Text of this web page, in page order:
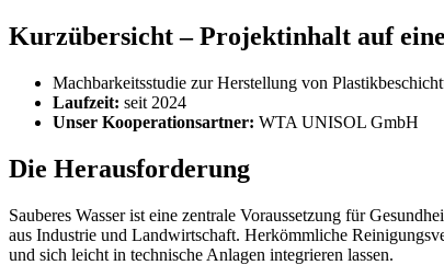
Kurzübersicht – Projektinhalt auf
Machbarkeitsstudie zur Herstellung von
Laufzeit: seit 2024
Unser Kooperationsartner: WTA UNISOL GmbH
Die Herausforderung
Sauberes Wasser ist eine zentrale Voraussetzung für
aus Industrie und Landwirtschaft. Herkömmliche
und sich leicht in technische Anlagen integrieren lassen.